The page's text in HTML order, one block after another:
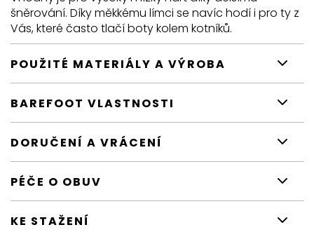
šněrování. Díky měkkému límci se navíc hodí i pro ty z
Vás, které často tlačí boty kolem kotníků.
POUŽITÉ MATERIÁLY A VÝROBA
BAREFOOT VLASTNOSTI
DORUČENÍ A VRÁCENÍ
PÉČE O OBUV
KE STAŽENÍ